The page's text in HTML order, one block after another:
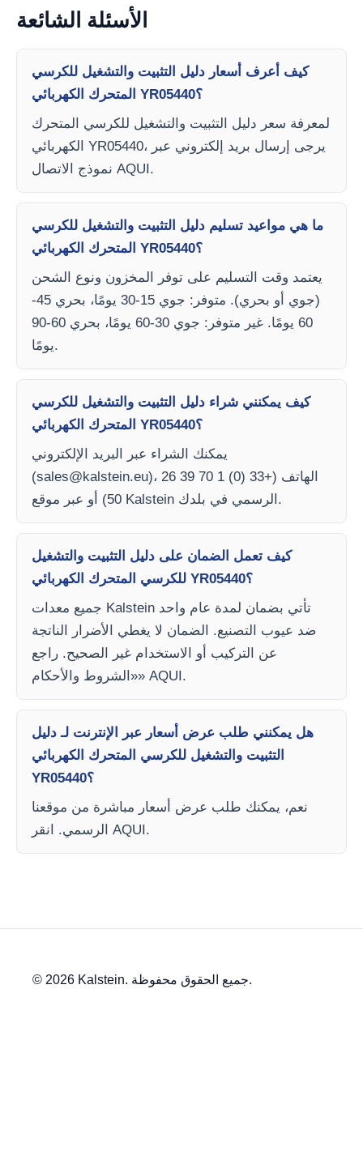
الأسئلة الشائعة
كيف أعرف أسعار دليل التثبيت والتشغيل للكرسي
المتحرك الكهربائي YR05440؟
لمعرفة سعر دليل التثبيت والتشغيل للكرسي المتحرك
الكهربائي YR05440، يرجى إرسال بريد إلكتروني عبر
نموذج الاتصال AQUI.
ما هي مواعيد تسليم دليل التثبيت والتشغيل للكرسي
المتحرك الكهربائي YR05440؟
يعتمد وقت التسليم على توفر المخزون ونوع الشحن
(جوي أو بحري). متوفر: جوي 15-30 يومًا، بحري 45-
60 يومًا. غير متوفر: جوي 30-60 يومًا، بحري 60-90
يومًا.
كيف يمكنني شراء دليل التثبيت والتشغيل للكرسي
المتحرك الكهربائي YR05440؟
يمكنك الشراء عبر البريد الإلكتروني
(sales@kalstein.eu)، الهاتف (+33 (0) 1 70 39 26
50) أو عبر موقع Kalstein الرسمي في بلدك.
كيف تعمل الضمان على دليل التثبيت والتشغيل
للكرسي المتحرك الكهربائي YR05440؟
جميع معدات Kalstein تأتي بضمان لمدة عام واحد
ضد عيوب التصنيع. الضمان لا يغطي الأضرار الناتجة
عن التركيب أو الاستخدام غير الصحيح. راجع
«الشروط والأحكام» AQUI.
هل يمكنني طلب عرض أسعار عبر الإنترنت لـ دليل
التثبيت والتشغيل للكرسي المتحرك الكهربائي
YR05440؟
نعم، يمكنك طلب عرض أسعار مباشرة من موقعنا
الرسمي. انقر AQUI.
© 2026 Kalstein. جميع الحقوق محفوظة.